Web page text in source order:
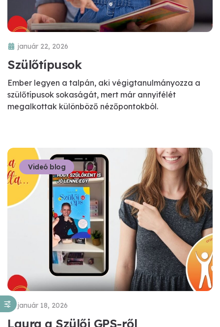
január 22, 2026
Szülőtípusok
Ember legyen a talpán, aki végigtanulmányozza a
szülőtípusok sokaságát, mert már annyifélét
megalkottak különböző nézőpontokból.
Videó blog
január 18, 2026
Laura a Szülői GPS-ről